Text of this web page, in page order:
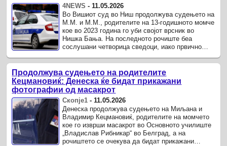
4NEWS -11.05.2026
Во Вишиот суд во Ниш продолжува судењето на
М.М. и М.М., родителите на 13-годишното момче
кое во 2023 година го уби својот врсник во
Нишка Бања. На последното рочиште беа
сослушани четворица сведоци, иако првично
Продолжува судењето на родителите
Кецмановиќ: Денеска ќе бидат прикажани
фотографии од масакрот
Скопје1 -11.05.2026
Денеска продолжува судењето на Миљана и
Владимир Кецмановиќ, родителите на момчето
кое го изврши масакрот во Основното училиште
„Владислав Рибникар“ во Белград, а на
рочиштето се очекува да бидат прикажани